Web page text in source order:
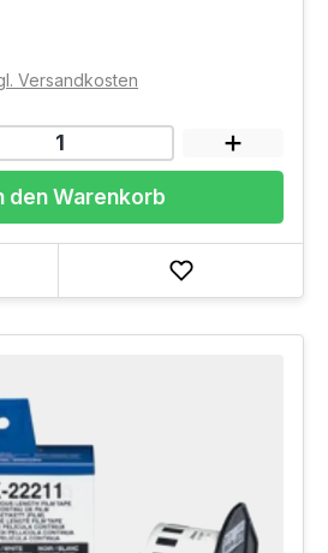
Versandkosten
den Warenkorb